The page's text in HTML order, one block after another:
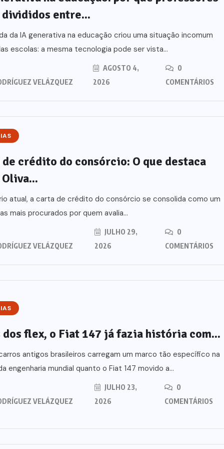
divididos entre...
da IA generativa na educação criou uma situação incomum
escolas: a mesma tecnologia pode ser vista...
VELÁZQUEZ
AGOSTO 4,
2026
0
COMENTÁRIOS
crédito do consórcio: O que destaca
atual, a carta de crédito do consórcio se consolida como um
mais procurados por quem avalia...
VELÁZQUEZ
JULHO 29,
2026
0
COMENTÁRIOS
dos flex, o Fiat 147 já fazia história com...
antigos brasileiros carregam um marco tão específico na
engenharia mundial quanto o Fiat 147 movido a...
VELÁZQUEZ
JULHO 23,
2026
0
COMENTÁRIOS
Carta de crédito do
Tiago Oliva Schietti sobre
seu uso